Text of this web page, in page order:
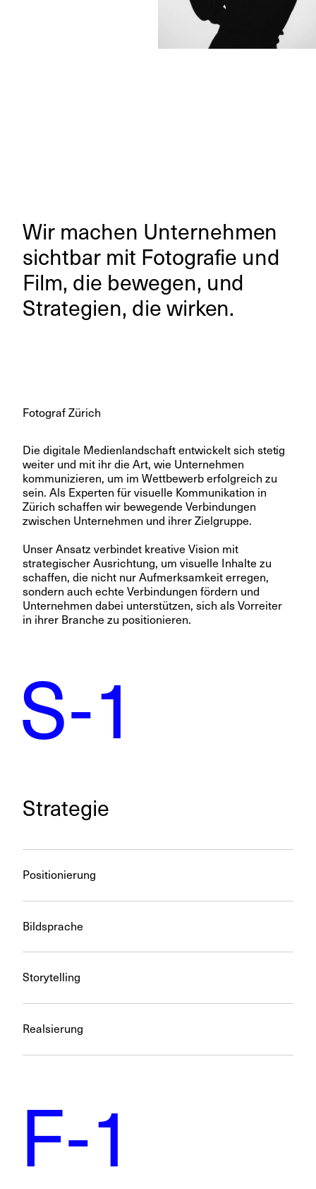
Wir machen Unternehmen
sichtbar mit Fotografie und
Film, die bewegen, und
Strategien, die wirken.
Fotograf Zürich
Die digitale Medienlandschaft entwickelt sich stetig
weiter und mit ihr die Art, wie Unternehmen
kommunizieren, um im Wettbewerb erfolgreich zu
sein. Als Experten für visuelle Kommunikation in
Zürich schaffen wir bewegende Verbindungen
zwischen Unternehmen und ihrer Zielgruppe.
Unser Ansatz verbindet kreative Vision mit
strategischer Ausrichtung, um visuelle Inhalte zu
schaffen, die nicht nur Aufmerksamkeit erregen,
sondern auch echte Verbindungen fördern und
Unternehmen dabei unterstützen, sich als Vorreiter
in ihrer Branche zu positionieren.
S-1
Strategie
Positionierung
Bildsprache
Storytelling
Realsierung
F-1